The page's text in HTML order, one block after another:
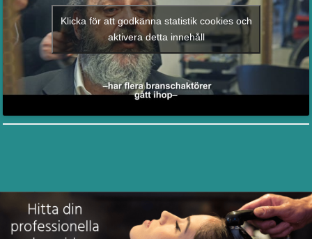
Klicka för att godkänna statistik cookies och
aktivera detta innehåll